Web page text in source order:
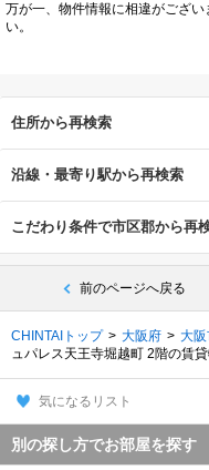
万が一、物件情報に相違がござい
い。
住所から再検索
沿線・最寄り駅から再検索
こだわり条件で市区郡から再
前のページへ戻る
CHINTAIトップ 大阪府 大阪
ュパレス天王寺堀越町 2階の賃
気になるリスト
別の探し方でお部屋を探す